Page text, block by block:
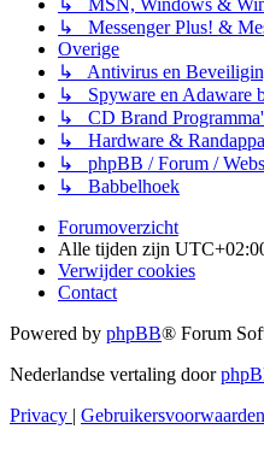
↳ MSN, Windows &
↳ Messenger Plus! &
Overige
↳ Antivirus en
↳ Spyware en Adaware
↳ CD Brand
↳ Hardware &
↳ phpBB / Forum /
↳ Babbelhoek
Forumoverzicht
Alle tijden zijn
Verwijder cookies
Contact
Powered by phpBB® Forum
Nederlandse vertaling door
Privacy | Gebruikersvoorwaarden